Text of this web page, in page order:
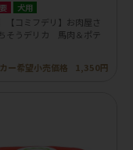
犬用
【コミフデリ】お肉屋さ
そうデリカ 馬肉＆ポテ
ー希望小売価格
1,350円